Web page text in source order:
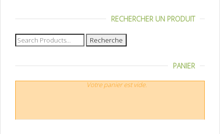
RECHERCHER UN PRODUIT
Recherche
pour :
PANIER
Votre panier est vide.